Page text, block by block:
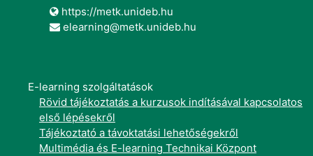
https://metk.unideb.hu
elearning@metk.unideb.hu
E-learning szolgáltatások
Rövid tájékoztatás a kurzusok indításával kapcsolatos
első lépésekről
Tájékoztató a távoktatási lehetőségekről
Multimédia és E-learning Technikai Központ